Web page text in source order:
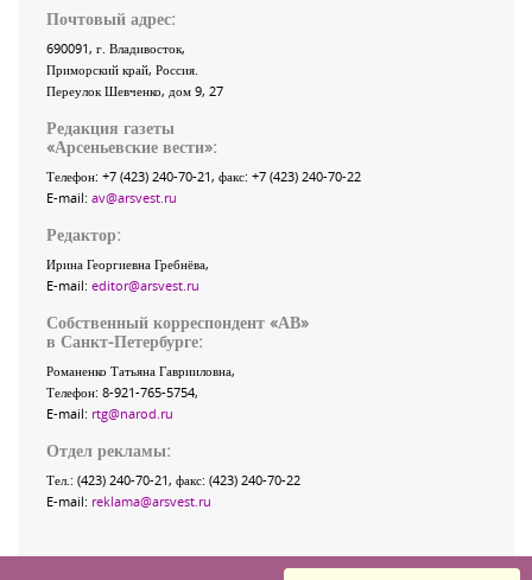
Почтовый адрес:
690091, г. Владивосток,
Приморский край, Россия
Переулок Шевченко, дом 9, 27
Редакция газеты
«Арсеньевские вести»:
Телефон: +7 (423) 240-70-21, факс: +7 (423) 240-70-22
E-mail: av@arsvest.ru
Редактор:
Ирина Георгиевна Гребнёва,
E-mail: editor@arsvest.ru
Собственный корреспондент «АВ»
в Санкт-Петербурге:
Романенко Татьяна Гаврииловна,
Телефон: 8-921-765-5754,
E-mail: rtg@narod.ru
Отдел рекламы:
Тел.: (423) 240-70-21, факс: (423) 240-70-22
E-mail: reklama@arsvest.ru